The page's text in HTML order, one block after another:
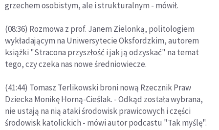
grzechem osobistym, ale i strukturalnym - mówił.
(08:36) Rozmowa z prof. Janem Zielonką, politologiem
wykładającym na Uniwersytecie Oksfordzkim, autorem
książki "Stracona przyszłość i jak ją odzyskać" na temat
tego, czy czeka nas nowe średniowiecze.
(41:44) Tomasz Terlikowski broni nową Rzecznik Praw
Dziecka Monikę Horną-Cieślak. - Odkąd została wybrana,
nie ustają na nią ataki środowisk prawicowych i części
środowisk katolickich - mówi autor podcastu "Tak myślę".